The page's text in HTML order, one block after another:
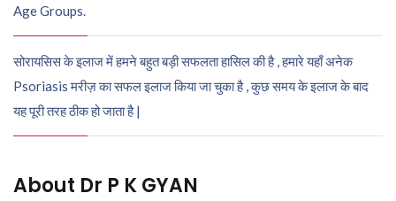
Age Groups.
सोरायसिस के इलाज में हमने बहुत बड़ी सफलता हासिल की है , हमारे यहाँ अनेक
Psoriasis मरीज़ का सफल इलाज किया जा चुका है , कुछ समय के इलाज के बाद
यह पूरी तरह ठीक हो जाता है |
About Dr P K GYAN